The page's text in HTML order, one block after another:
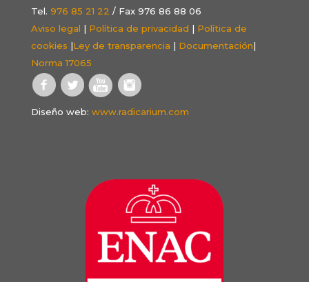
Tel. 976 85 21 22 / Fax 976 86 88 06
Aviso legal | Política de privacidad | Política de
cookies |Ley de transparencia | Documentación|
Norma 17065
Diseño web: www.radicarium.com